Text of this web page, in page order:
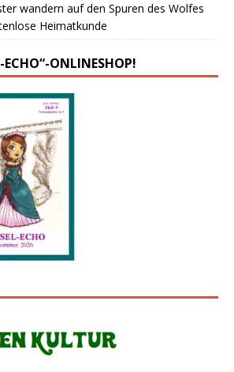
wandern auf den Spuren des Wolfes
Heimatkunde
ONLINESHOP!